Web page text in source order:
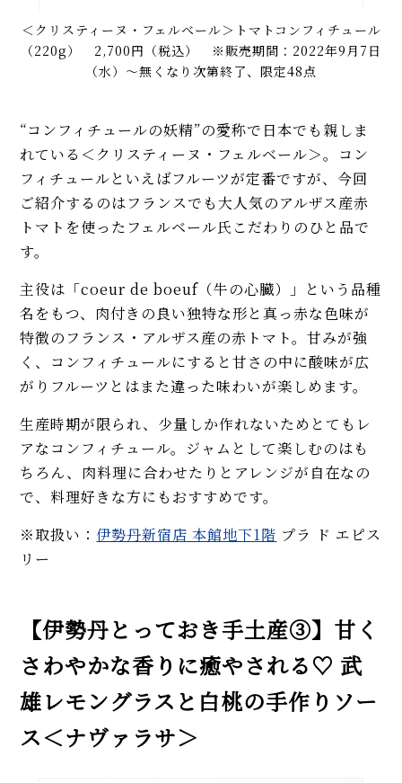
＜クリスティーヌ・フェルベール＞トマトコンフィチュール
（220g） 2,700円（税込） ※販売期間：2022年9月7日
（水）～無くなり次第終了、限定48点
“コンフィチュールの妖精”の愛称で日本でも親しま
れている＜クリスティーヌ・フェルベール＞。コン
フィチュールといえばフルーツが定番ですが、今回
ご紹介するのはフランスでも大人気のアルザス産赤
トマトを使ったフェルベール氏こだわりのひと品で
す。
主役は「coeur de boeuf（牛の心臓）」という品種
名をもつ、肉付きの良い独特な形と真っ赤な色味が
特徴のフランス・アルザス産の赤トマト。甘みが強
く、コンフィチュールにすると甘さの中に酸味が広
がりフルーツとはまた違った味わいが楽しめます。
生産時期が限られ、少量しか作れないためとてもレ
アなコンフィチュール。ジャムとして楽しむのはも
ちろん、肉料理に合わせたりとアレンジが自在なの
で、料理好きな方にもおすすめです。
※取扱い： 伊勢丹新宿店 本館地下1階 プラ ド エピス
リー
【伊勢丹とっておき手土産③】甘く
さわやかな香りに癒やされる♡ 武
雄レモングラスと白桃の手作りソー
ス＜ナヴァラサ＞